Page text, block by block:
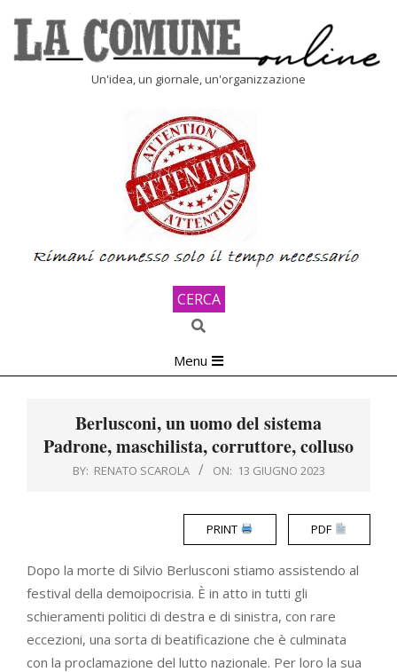
content
Un'idea, un giornale, un'organizzazione
CERCA
Search
Navigation
Menu
Berlusconi, un uomo del sistema
Padrone, maschilista, corruttore, colluso
BY: RENATO SCAROLA ON: 13 GIUGNO 2023
PRINT PDF
Dopo la morte di Silvio Berlusconi stiamo assistendo al
festival della demoipocrisia. È in atto in tutti gli
schieramenti politici di destra e di sinistra, con rare
eccezioni, una sorta di beatificazione che è culminata
con la proclamazione del lutto nazionale. Per loro la sua